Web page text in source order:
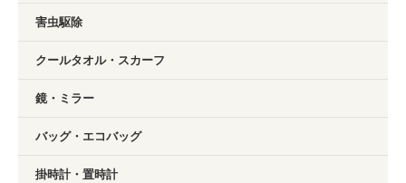
害虫駆除
クールタオル・スカーフ
鏡・ミラー
バッグ・エコバッグ
掛時計・置時計